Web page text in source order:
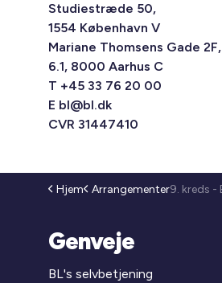
Studiestræde 50,
1554 København V
Mariane Thomsens Gade 2F,
6.1, 8000 Aarhus C
T +45 33 76 20 00
E bl@bl.dk
CVR 31447410
Hjem Arrangementer
Genveje
BL's selvbetjening